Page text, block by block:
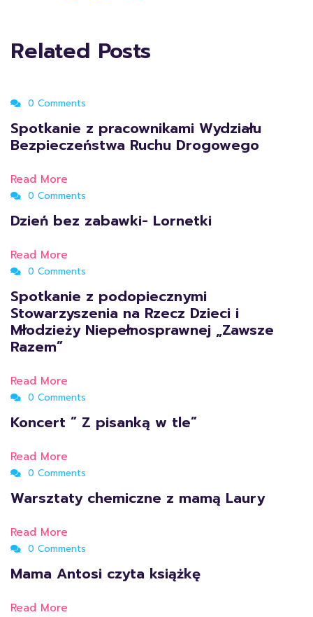
Related Posts
0 Comments
Spotkanie z pracownikami Wydziału
Bezpieczeństwa Ruchu Drogowego
Read More
0 Comments
Dzień bez zabawki- Lornetki
Read More
0 Comments
Spotkanie z podopiecznymi
Stowarzyszenia na Rzecz Dzieci i
Młodzieży Niepełnosprawnej „Zawsze
Razem”
Read More
0 Comments
Koncert ” Z pisanką w tle”
Read More
0 Comments
Warsztaty chemiczne z mamą Laury
Read More
0 Comments
Mama Antosi czyta książkę
Read More